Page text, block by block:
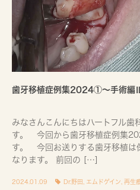
歯牙移植症例集2024①〜手術編
みなさんこんにちはハートフル歯
す。 今回から歯牙移植症例集
す。 今回お送りする歯牙移植は
なります。 前回の […]
2024.01.09 Dr.野田 エムドゲイン 再生